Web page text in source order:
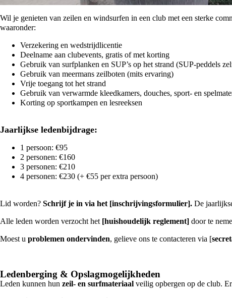
Wil je genieten van zeilen en windsurfen in een club met een sterke
waaronder:
Verzekering en wedstrijdlicentie
Deelname aan clubevents, gratis of met korting
Gebruik van surfplanken en SUP’s op het strand (SUP-peddels
Gebruik van meermans zeilboten (mits ervaring)
Vrije toegang tot het strand
Gebruik van verwarmde kleedkamers, douches, sport- en
Korting op sportkampen en lesreeksen
Jaarlijkse ledenbijdrage:
1 persoon: €95
2 personen: €160
3 personen: €210
4 personen: €230 (+ €55 per extra persoon)
Lid worden? Schrijf je in via het [inschrijvingsformulier]. De
Alle leden worden verzocht het [huishoudelijk reglement] door te
Moest u problemen ondervinden, gelieve ons te contacteren via [
Ledenberging & Opslagmogelijkheden
Leden kunnen hun zeil- en surfmateriaal veilig opbergen op de club.